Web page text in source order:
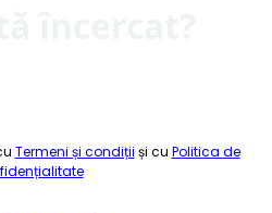
încercat?
Termeni și condiții și cu Politica de